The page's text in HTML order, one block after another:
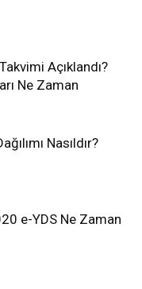
Açıklandı?
Ne Zaman
Nasıldır?
e-YDS Ne Zaman